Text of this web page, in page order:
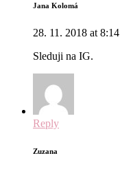
Jana Kolomá
28. 11. 2018 at 8:14
Sleduji na IG.
Reply
Zuzana